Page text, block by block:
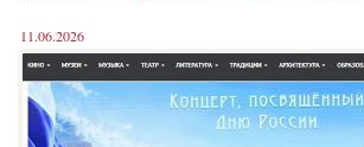
11.06.2026